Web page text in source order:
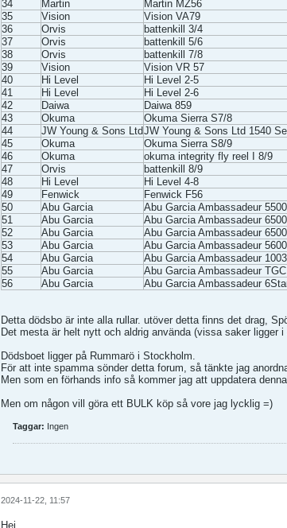
34
Martin Martin MZ56
35
Vision Vision VA79
36
Orvis battenkill 3/4
37
Orvis battenkill 5/6
38
Orvis battenkill 7/8
39
Vision Vision VR 57
40
Hi Level Hi Level 2-5
41
Hi Level Hi Level 2-6
42
Daiwa Daiwa 859
43
Okuma Okuma Sierra S7/8
44
JW Young & Sons LtdJW Young & Sons Ltd 1540
45
Okuma Okuma Sierra S8/9
46
Okuma okuma integrity fly reel I 8/9
47
Orvis battenkill 8/9
48
Hi Level Hi Level 4-8
49
Fenwick Fenwick F56
50
Abu Garcia Abu Garcia Ambassadeur
51
Abu Garcia Abu Garcia Ambassadeur
52
Abu Garcia Abu Garcia Ambassadeur
53
Abu Garcia Abu Garcia Ambassadeur
54
Abu Garcia Abu Garcia Ambassadeur
55
Abu Garcia Abu Garcia Ambassadeur
56
Abu Garcia Abu Garcia Ambassadeur
Detta dödsbo är inte alla rullar. utöver detta finns det drag,
Det mesta är helt nytt och aldrig använda (vissa saker ligger i
Dödsboet ligger på Rummarö i Stockholm.
För att inte spamma sönder detta forum, så tänkte jag
Men som en förhands info så kommer jag att uppdatera
Men om någon vill göra ett BULK köp så vore jag lycklig =)
Taggar: Ingen
2024-11-22, 11:57
Hej.